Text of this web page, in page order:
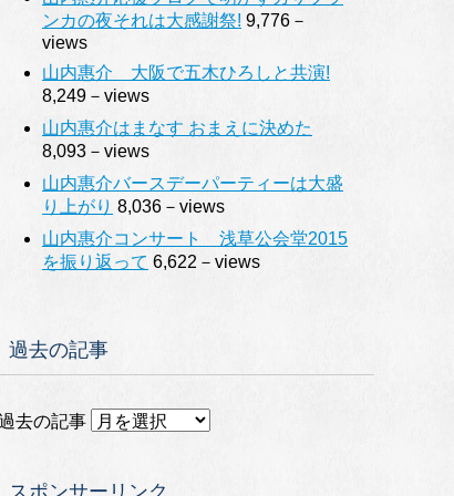
ンカの夜それは大感謝祭! 9,776－
views
山内惠介 大阪で五木ひろしと共演!
8,249－views
山内惠介はまなす おまえに決めた
8,093－views
山内惠介バースデーパーティーは大盛
り上がり 8,036－views
山内惠介コンサート 浅草公会堂2015
を振り返って 6,622－views
過去の記事
去の記事
スポンサーリンク